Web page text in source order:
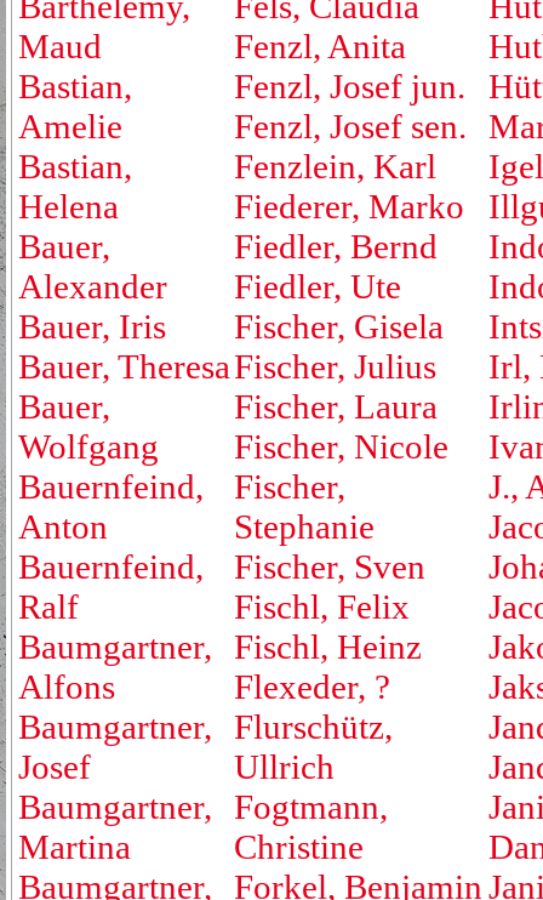
Maud
Bastian,
Amelie
Bastian,
Helena
Bauer,
Alexander
Bauer, Iris
Bauer, Theresa
Bauer,
Wolfgang
Bauernfeind,
Anton
Bauernfeind,
Ralf
Baumgartner,
Alfons
Baumgartner,
Josef
Baumgartner,
Martina
Baumgartner,
Fenzl, Anita
Fenzl, Josef jun.
Fenzl, Josef sen.
Fenzlein, Karl
Fiederer, Marko
Fiedler, Bernd
Fiedler, Ute
Fischer, Gisela
Fischer, Julius
Fischer, Laura
Fischer, Nicole
Fischer,
Stephanie
Fischer, Sven
Fischl, Felix
Fischl, Heinz
Flexeder, ?
Flurschütz,
Ullrich
Fogtmann,
Christine
Forkel, Benjamin
Irl,
J.,